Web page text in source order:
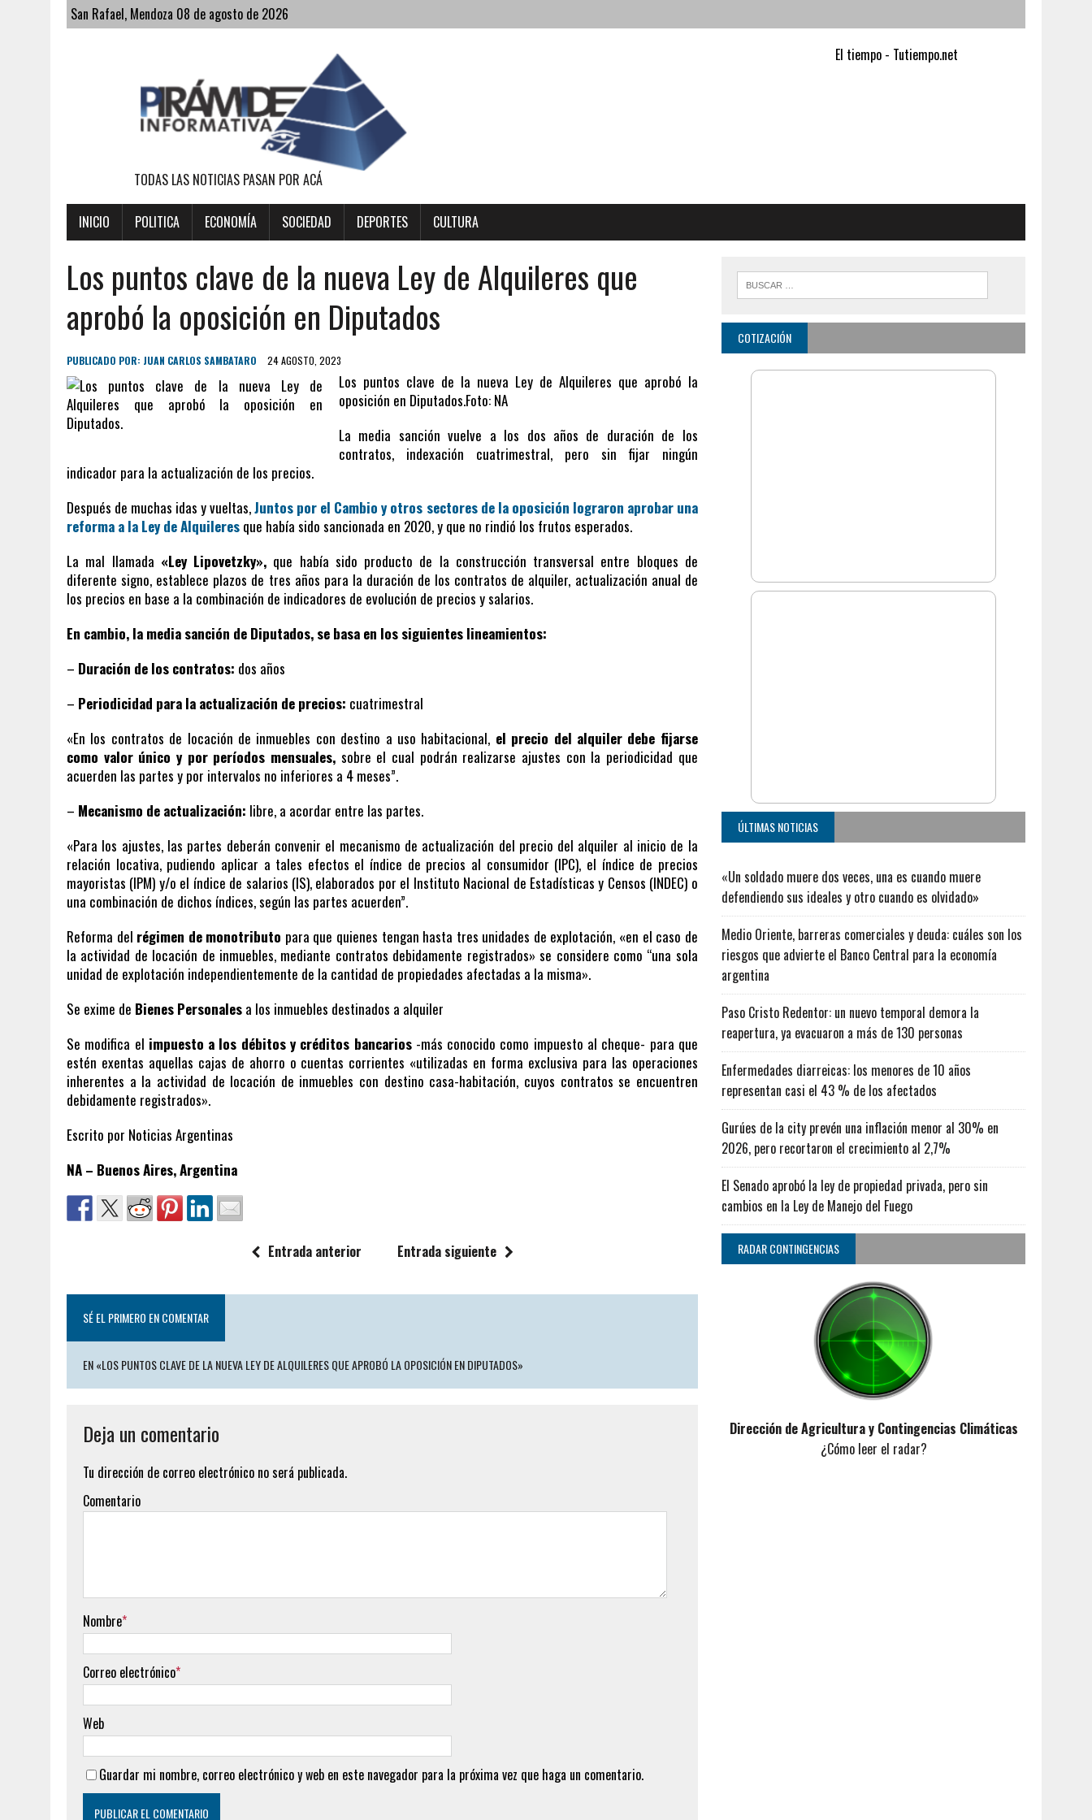
San Rafael, Mendoza 08 de agosto de 2026
TODAS LAS NOTICIAS PASAN POR ACÁ
El tiempo - Tutiempo.net
INICIO POLITICA ECONOMÍA SOCIEDAD DEPORTES CULTURA
Los puntos clave de la nueva Ley de Alquileres que
aprobó la oposición en Diputados
PUBLICADO POR: JUAN CARLOS SAMBATARO 24 AGOSTO, 2023
Los puntos clave de la nueva Ley de Alquileres que aprobó la
oposición en Diputados.Foto: NA
La media sanción vuelve a los dos años de duración de los
contratos, indexación cuatrimestral, pero sin fijar ningún
indicador para la actualización de los precios.
Después de muchas idas y vueltas,Juntos por el Cambio y otros sectores de la oposición lograron aprobar una
reforma a la Ley de Alquileres que había sido sancionada en 2020, y que no rindió los frutos esperados.
La mal llamada «Ley Lipovetzky», que había sido producto de la construcción transversal entre bloques de
diferente signo, establece plazos de tres años para la duración de los contratos de alquiler, actualización anual de
los precios en base a la combinación de indicadores de evolución de precios y salarios.
En cambio, la media sanción de Diputados, se basa en los siguientes lineamientos:
– Duración de los contratos: dos años
– Periodicidad para la actualización de precios: cuatrimestral
«En los contratos de locación de inmuebles con destino a uso habitacional, el precio del alquiler debe fijarse
como valor único y por períodos mensuales, sobre el cual podrán realizarse ajustes con la periodicidad que
acuerden las partes y por intervalos no inferiores a 4 meses”.
– Mecanismo de actualización: libre, a acordar entre las partes.
«Para los ajustes, las partes deberán convenir el mecanismo de actualización del precio del alquiler al inicio de la
relación locativa, pudiendo aplicar a tales efectos el índice de precios al consumidor (IPC), el índice de precios
mayoristas (IPM) y/o el índice de salarios (IS), elaborados por el Instituto Nacional de Estadísticas y Censos (INDEC) o
una combinación de dichos índices, según las partes acuerden”.
Reforma del régimen de monotributo para que quienes tengan hasta tres unidades de explotación, «en el caso de
la actividad de locación de inmuebles, mediante contratos debidamente registrados» se considere como “una sola
unidad de explotación independientemente de la cantidad de propiedades afectadas a la misma».
Se exime de Bienes Personales a los inmuebles destinados a alquiler
Se modifica el impuesto a los débitos y créditos bancarios-más conocido como impuesto al cheque- para que
estén exentas aquellas cajas de ahorro o cuentas corrientes «utilizadas en forma exclusiva para las operaciones
inherentes a la actividad de locación de inmuebles con destino casa-habitación, cuyos contratos se encuentren
debidamente registrados».
Escrito por Noticias Argentinas
NA – Buenos Aires, Argentina
Entrada anterior Entrada siguiente
SÉ EL PRIMERO EN COMENTAR
EN «LOS PUNTOS CLAVE DE LA NUEVA LEY DE ALQUILERES QUE APROBÓ LA OPOSICIÓN EN DIPUTADOS»
Deja un comentario
Tu dirección de correo electrónico no será publicada.
Comentario
Nombre*
Correo electrónico*
Web
Guardar mi nombre, correo electrónico y web en este navegador para la próxima vez que haga un comentario.
COTIZACIÓN
ÚLTIMAS NOTICIAS
«Un soldado muere dos veces, una es cuando muere
defendiendo sus ideales y otro cuando es olvidado»
Medio Oriente, barreras comerciales y deuda: cuáles son los
riesgos que advierte el Banco Central para la economía
argentina
Paso Cristo Redentor: un nuevo temporal demora la
reapertura, ya evacuaron a más de 130 personas
Enfermedades diarreicas: los menores de 10 años
representan casi el 43 % de los afectados
Gurúes de la city prevén una inflación menor al 30% en
2026, pero recortaron el crecimiento al 2,7%
El Senado aprobó la ley de propiedad privada, pero sin
cambios en la Ley de Manejo del Fuego
RADAR CONTINGENCIAS
Dirección de Agricultura y Contingencias Climáticas
¿Cómo leer el radar?